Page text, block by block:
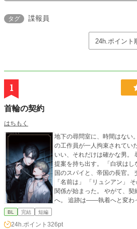
タグ 諜報員
1
首輪の契約
はちもく
地下の尋問室に、時間はない
の工作員が一人拘束されていた。 名も経歴も偽り。 た
いい、それだけは確かな男。 尋問に対し、彼は白状ではなく
提案を持ち出す。 「白状はしない。だが、契約ならする」 敵
国のスパイと、帝国の長官。
「名前は」 「リュシアン」 その日、移り気な猟犬と飼い主の
関係が始まった。 やがて、契約は裏切りへ。 裏切りは、追跡
へ。 追跡は――執着へと変わっていく。 登
報員。 捕虜の立場でありなが
BL 完結 短編
24h.ポイント 326pt